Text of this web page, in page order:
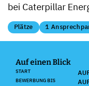
bei Caterpillar
Plätze 1
Auf einen Blick
START
BEWERBUNG BIS